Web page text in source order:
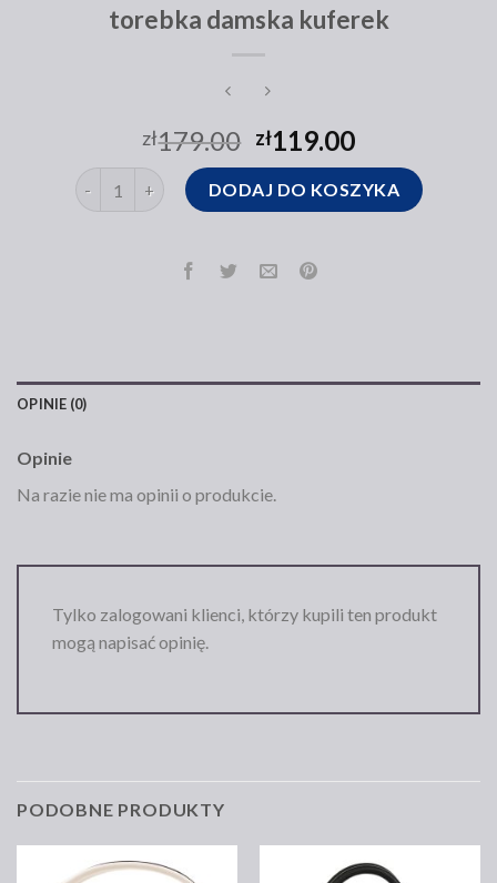
torebka damska kuferek
zł179.00 zł119.00
ilość torebka damska kuferekDODAJ DO KOSZYKA
OPINIE (0)
Opinie
Na razie nie ma opinii o produkcie.
Tylko zalogowani klienci, którzy kupili ten produkt
mogą napisać opinię.
PODOBNE PRODUKTY